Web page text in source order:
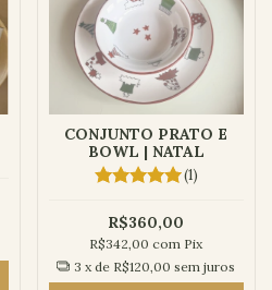
CONJUNTO PRATO E
BOWL | NATAL
(1)
R$360,00
R$342,00com Pix
3 x de R$120,00 sem juros